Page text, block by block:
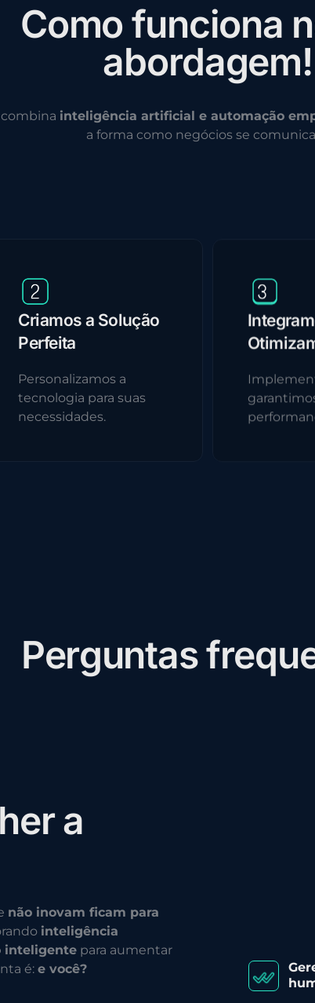
Comofunciona n
abordagem!
inteligência artificial e automação
a forma como negócios se
Criamos a Solução
Perfeita
Personalizamos a
tecnologia para suas
necessidades.
Perguntasfrequ
hera
não inovam ficam para
inteligência
inteligente para aumentar
é: e você?